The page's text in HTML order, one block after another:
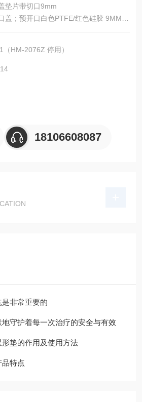
垫片带切口9mm
预粘贴组装蓝色螺纹开口盖；预开口白色PTFE/红色硅胶 9MM
HM-2076Z 停用）
18106608087
非常重要的
守护着每一次治疗的安全与有效
垫的作用及使用方法
特点